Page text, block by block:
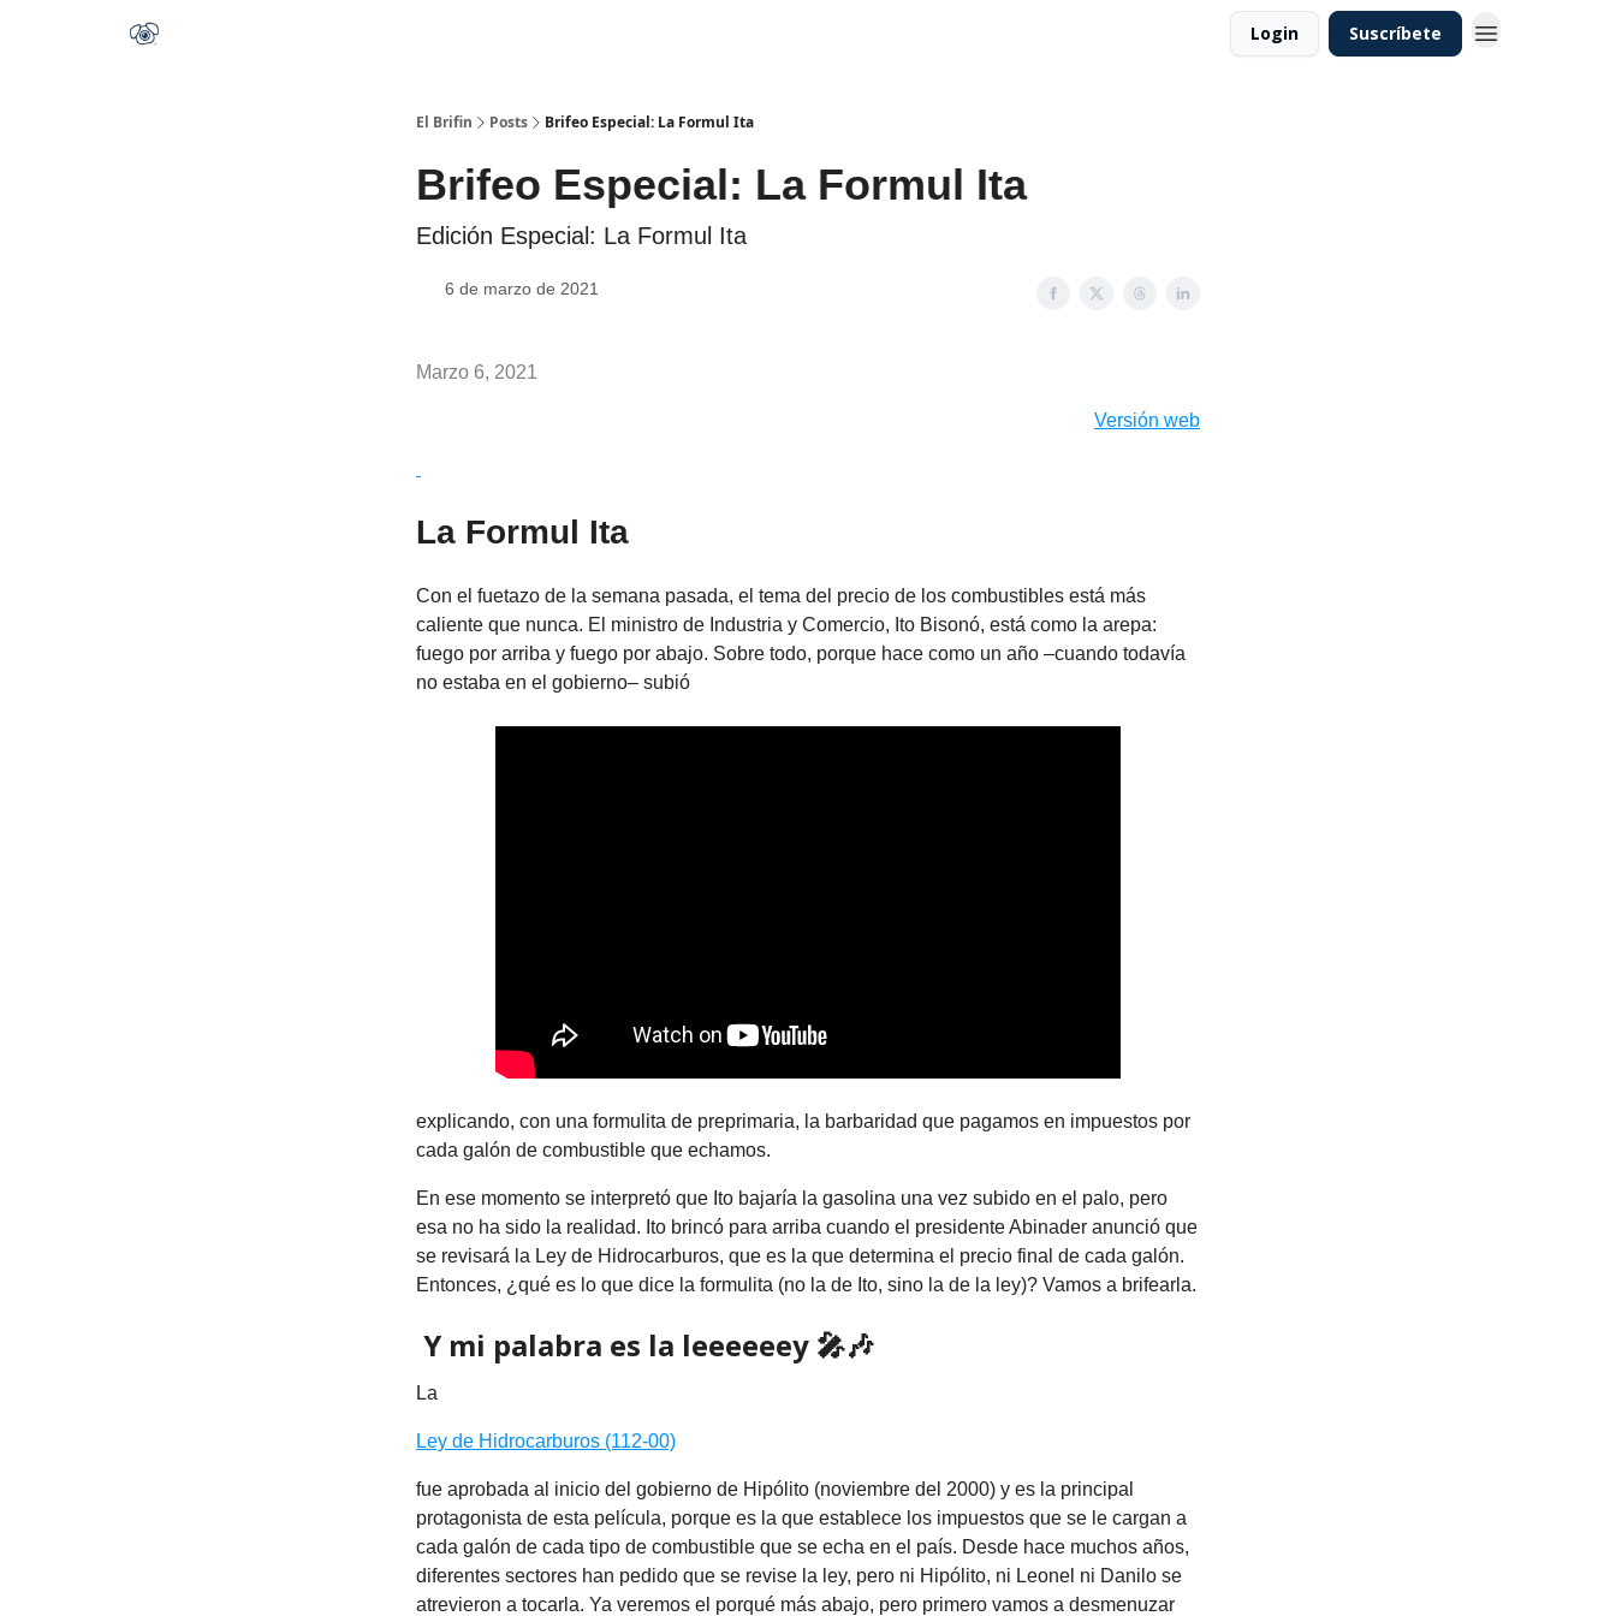
Login Suscríbete
El Brifin Posts Brifeo Especial: La Formul Ita
Brifeo Especial: La Formul Ita
Edición Especial: La Formul Ita
6 de marzo de 2021
Marzo 6, 2021
Versión web
La Formul Ita
Con el fuetazo de la semana pasada, el tema del precio de los combustibles está más
caliente que nunca. El ministro de Industria y Comercio, Ito Bisonó, está como la arepa:
fuego por arriba y fuego por abajo. Sobre todo, porque hace como un año –cuando todavía
no estaba en el gobierno– subió
explicando, con una formulita de preprimaria, la barbaridad que pagamos en impuestos por
cada galón de combustible que echamos.
En ese momento se interpretó que Ito bajaría la gasolina una vez subido en el palo, pero
esa no ha sido la realidad. Ito brincó para arriba cuando el presidente Abinader anunció que
se revisará la Ley de Hidrocarburos, que es la que determina el precio final de cada galón.
Entonces, ¿qué es lo que dice la formulita (no la de Ito, sino la de la ley)? Vamos a brifearla.
Y mi palabra es la leeeeeey 🎤🎶
La
Ley de Hidrocarburos (112-00)
fue aprobada al inicio del gobierno de Hipólito (noviembre del 2000) y es la principal
protagonista de esta película, porque es la que establece los impuestos que se le cargan a
cada galón de cada tipo de combustible que se echa en el país. Desde hace muchos años,
diferentes sectores han pedido que se revise la ley, pero ni Hipólito, ni Leonel ni Danilo se
atrevieron a tocarla. Ya veremos el porqué más abajo, pero primero vamos a desmenuzar